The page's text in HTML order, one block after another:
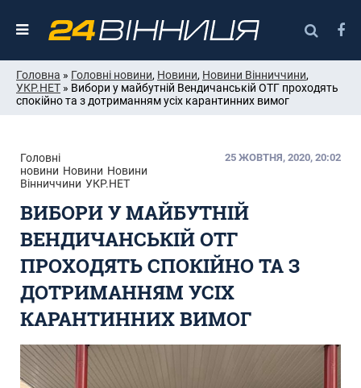
Головна » Головні новини, Новини, Новини Вінниччини,
УКР.НЕТ » Вибори у майбутній Вендичанській ОТГ проходять
спокійно та з дотриманням усіх карантинних вимог
Головні
новини Новини Новини
Вінниччини УКР.НЕТ
25 ЖОВТНЯ, 2020, 20:02
ВИБОРИ У МАЙБУТНІЙ
ВЕНДИЧАНСЬКІЙ ОТГ
ПРОХОДЯТЬ СПОКІЙНО ТА З
ДОТРИМАННЯМ УСІХ
КАРАНТИННИХ ВИМОГ